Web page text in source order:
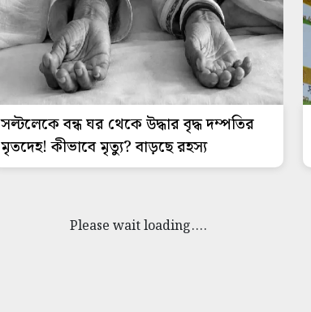
সল্টলেকে বন্ধ ঘর থেকে উদ্ধার বৃদ্ধ দম্পতির
মৃতদেহ! কীভাবে মৃত্যু? বাড়ছে রহস্য
Please wait loading....